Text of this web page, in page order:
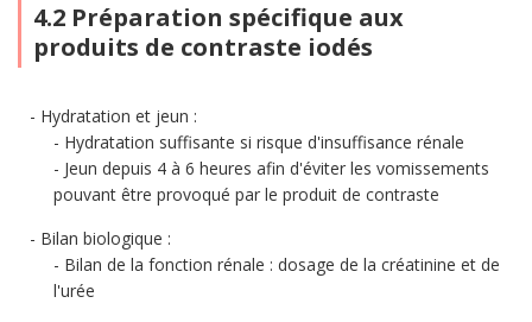
4.2 Préparation spécifique aux
produits de contraste iodés
Hydratation et jeun :
Hydratation suffisante si risque d'insuffisance rénale
Jeun depuis 4 à 6 heures afin d'éviter les vomissements
pouvant être provoqué par le produit de contraste
Bilan biologique :
Bilan de la fonction rénale : dosage de la créatinine et de
l'urée